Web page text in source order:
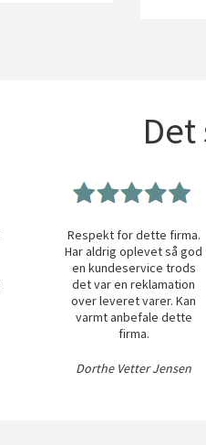
Respekt for dette firma.
Har aldrig oplevet så god
en kundeservice trods
det var en reklamation
over leveret varer. Kan
varmt anbefale dette
firma.
Dorthe Vetter Jensen